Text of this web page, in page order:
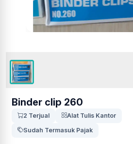
Binder clip 260
2 Terjual
Alat Tulis Kantor
Sudah Termasuk Pajak